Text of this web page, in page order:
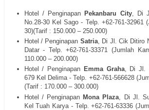
Hotel / Penginapan Pekanbaru City, Di
No.28-30Kel Sago - Telp. +62-761-32961
30)(Tarif : 150.000 – 250.000)
Hotel / Penginapan Satria, Di Jl. Cik Ditiro
Datar- Telp. +62-761-33371 (Jumlah
110.000 – 200.000)
Hotel / Penginapan Emma Graha, Di Jl.
679Kel Delima- Telp. +62-761-566628
(Tarif : 170.000 – 300.000)
Hotel / PenginapanMona Plaza , Di Jl.
Kel Tuah Karya - Telp. +62-761-63336